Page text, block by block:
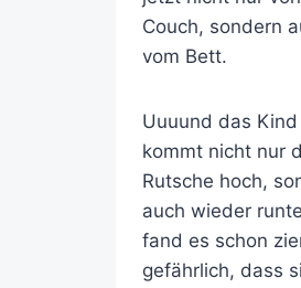
Couch, sondern
vom Bett.
Uuuund das Kind
kommt nicht nur
Rutsche hoch,
auch wieder
fand es schon
gefährlich, dass